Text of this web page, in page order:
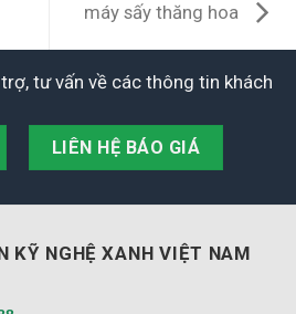
máy sấy thăng hoa
tư vấn về các thông tin khách
LIÊN HỆ BÁO GIÁ
KỸ NGHỆ XANH VIỆT NAM